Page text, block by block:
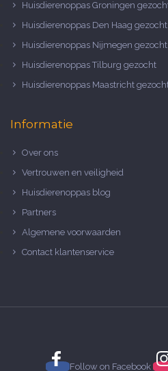
Huisdierenoppas Groningen
Huisdierenoppas Den Haag gezocht
Huisdierenoppas Nijmegen gezocht
Huisdierenoppas Tilburg gezocht
Huisdierenoppas Maastricht
Informatie
Over ons
Vertrouwen en veiligheid
Huisdierenoppas blog
Partners
Algemene voorwaarden
Contact klantenservice
Follow on Facebook